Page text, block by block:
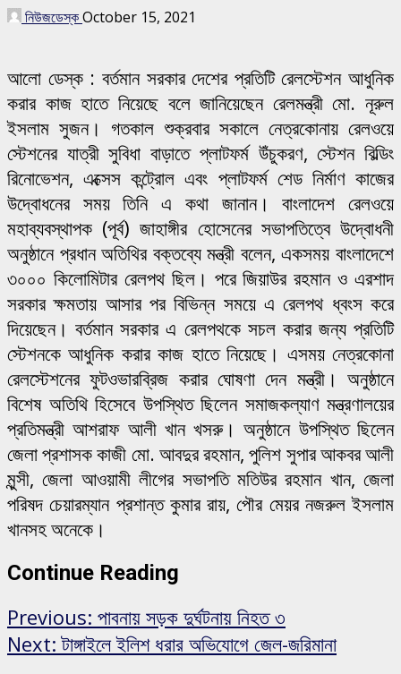
নিউজডেস্কOctober 15, 2021
আলো ডেস্ক : বর্তমান সরকার দেশের প্রতিটি রেলস্টেশন আধুনিক
করার কাজ হাতে নিয়েছে বলে জানিয়েছেন রেলমন্ত্রী মো. নূরুল
ইসলাম সুজন। গতকাল শুক্রবার সকালে নেত্রকোনায় রেলওয়ে
স্টেশনের যাত্রী সুবিধা বাড়াতে প্লাটফর্ম উঁচুকরণ, স্টেশন বিল্ডিং
রিনোভেশন, এক্সেস কন্ট্রোল এবং প্লাটফর্ম শেড নির্মাণ কাজের
উদ্বোধনের সময় তিনি এ কথা জানান। বাংলাদেশ রেলওয়ে
মহাব্যবস্থাপক (পূর্ব) জাহাঙ্গীর হোসেনের সভাপতিত্বে উদ্বোধনী
অনুষ্ঠানে প্রধান অতিথির বক্তব্যে মন্ত্রী বলেন, একসময় বাংলাদেশে
৩০০০ কিলোমিটার রেলপথ ছিল। পরে জিয়াউর রহমান ও এরশাদ
সরকার ক্ষমতায় আসার পর বিভিন্ন সময়ে এ রেলপথ ধ্বংস করে
দিয়েছেন। বর্তমান সরকার এ রেলপথকে সচল করার জন্য প্রতিটি
স্টেশনকে আধুনিক করার কাজ হাতে নিয়েছে। এসময় নেত্রকোনা
রেলস্টেশনের ফুটওভারব্রিজ করার ঘোষণা দেন মন্ত্রী। অনুষ্ঠানে
বিশেষ অতিথি হিসেবে উপস্থিত ছিলেন সমাজকল্যাণ মন্ত্রণালয়ের
প্রতিমন্ত্রী আশরাফ আলী খান খসরু। অনুষ্ঠানে উপস্থিত ছিলেন
জেলা প্রশাসক কাজী মো. আবদুর রহমান, পুলিশ সুপার আকবর আলী
মুন্সী, জেলা আওয়ামী লীগের সভাপতি মতিউর রহমান খান, জেলা
পরিষদ চেয়ারম্যান প্রশান্ত কুমার রায়, পৌর মেয়র নজরুল ইসলাম
খানসহ অনেকে।
Continue Reading
Previous: পাবনায় সড়ক দুর্ঘটনায় নিহত ৩
Next: টাঙ্গাইলে ইলিশ ধরার অভিযোগে জেল-জরিমানা